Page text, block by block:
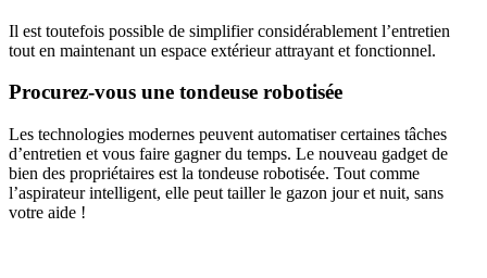
Il est toutefois possible de simplifier considérablement l’entretien
tout en maintenant un espace extérieur attrayant et fonctionnel.
Procurez-vous une tondeuse robotisée
Les technologies modernes peuvent automatiser certaines tâches
d’entretien et vous faire gagner du temps. Le nouveau gadget de
bien des propriétaires est la tondeuse robotisée. Tout comme
l’aspirateur intelligent, elle peut tailler le gazon jour et nuit, sans
votre aide !